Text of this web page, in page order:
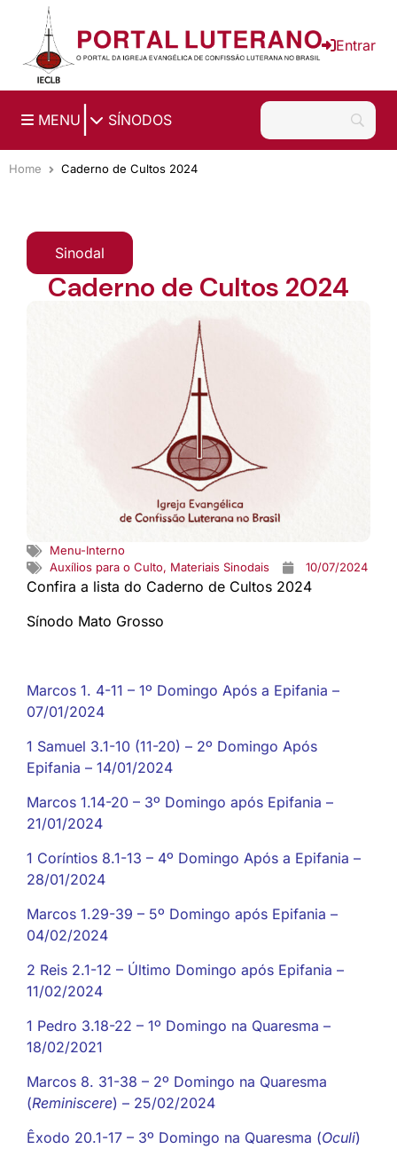
Ir para o conteúdo principal
Entrar
MENU SÍNODOS
Home Caderno de Cultos 2024
Sinodal
Caderno de Cultos 2024
Menu-Interno
Auxílios para o Culto, Materiais Sinodais 10/07/2024
Confira a lista do Caderno de Cultos 2024
Sínodo Mato Grosso
Marcos 1. 4-11 – 1º Domingo Após a Epifania –
07/01/2024
1 Samuel 3.1-10 (11-20) – 2º Domingo Após
Epifania – 14/01/2024
Marcos 1.14-20 – 3º Domingo após Epifania –
21/01/2024
1 Coríntios 8.1-13 – 4º Domingo Após a Epifania –
28/01/2024
Marcos 1.29-39 – 5º Domingo após Epifania –
04/02/2024
2 Reis 2.1-12 – Último Domingo após Epifania –
11/02/2024
1 Pedro 3.18-22 – 1º Domingo na Quaresma –
18/02/2021
Marcos 8. 31-38 – 2º Domingo na Quaresma
(Reminiscere) – 25/02/2024
Êxodo 20.1-17 – 3º Domingo na Quaresma (Oculi)